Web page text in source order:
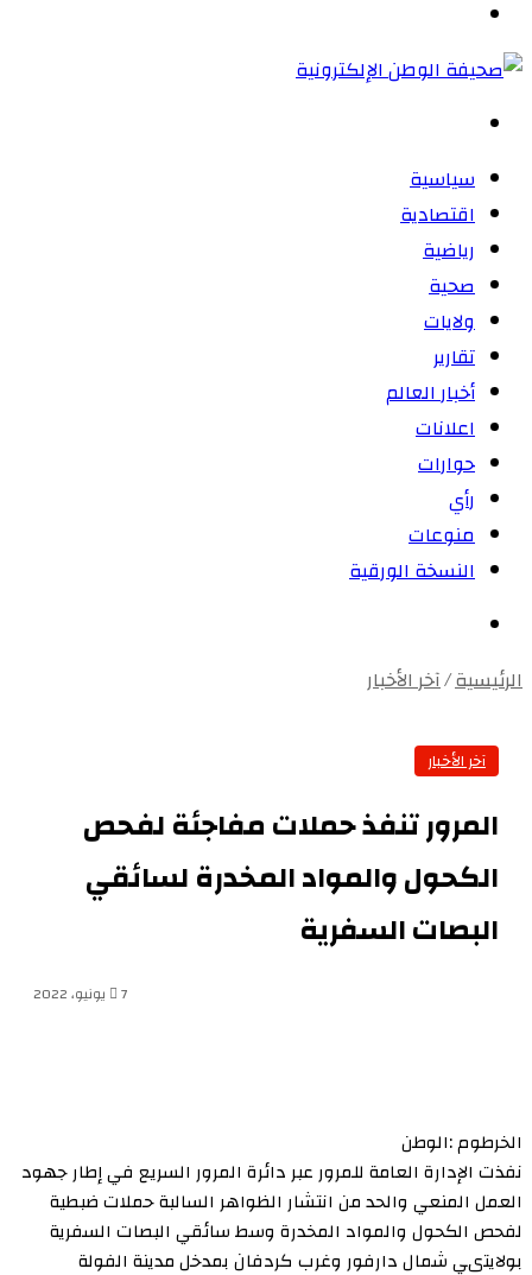
سياسية
اقتصادية
رياضية
صحية
ولايات
تقارير
أخبار العالم
اعلانات
حوارات
رأي
منوعات
النسخة الورقية
الرئيسية/آخر الأخبار
آخر الأخبار
المرور تنفذ حملات مفاجئة لفحص
الكحول والمواد المخدرة لسائقي
البصات السفرية
7 يونيو، 2022
الخرطوم :الوطن
نفذت الإدارة العامة للمرور عبر دائرة المرور السريع في إطار جهود
العمل المنعي والحد من انتشار الظواهر السالبة حملات ضبطية
لفحص الكحول والمواد المخدرة وسط سائقي البصات السفرية
بولايتىي شمال دارفور وغرب كردفان بمدخل مدينة الفولة